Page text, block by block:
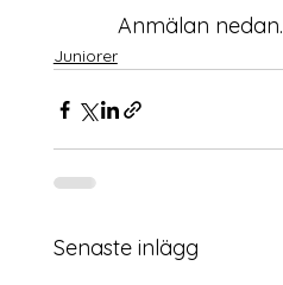
Anmälan nedan.
Juniorer
Senaste inlägg